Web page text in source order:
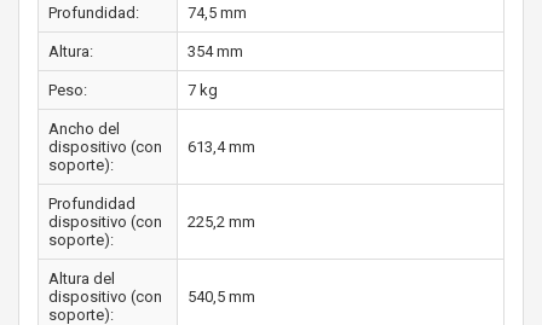
Profundidad: 74,5 mm
Altura: 354 mm
Peso: 7 kg
Ancho del
dispositivo (con
soporte):
613,4 mm
Profundidad
dispositivo (con
soporte):
225,2 mm
Altura del
dispositivo (con
soporte):
540,5 mm